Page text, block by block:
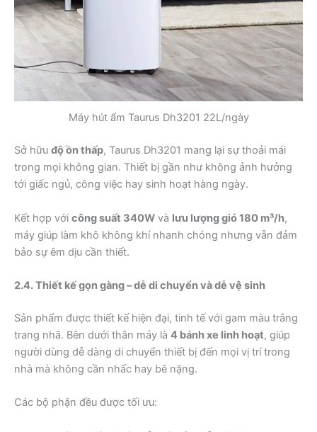
Máy hút ẩm Taurus Dh3201 22L/ngày
Sở hữu độ ồn thấp, Taurus Dh3201 mang lại sự thoải mái
trong mọi không gian. Thiết bị gần như không ảnh hưởng
tới giấc ngủ, công việc hay sinh hoạt hàng ngày.
Kết hợp với công suất 340W và lưu lượng gió 180 m³/h,
máy giúp làm khô không khí nhanh chóng nhưng vẫn đảm
bảo sự êm dịu cần thiết.
2.4. Thiết kế gọn gàng – dễ di chuyển và dễ vệ sinh
Sản phẩm được thiết kế hiện đại, tinh tế với gam màu trắng
trang nhã. Bên dưới thân máy là 4 bánh xe linh hoạt, giúp
người dùng dễ dàng di chuyển thiết bị đến mọi vị trí trong
nhà mà không cần nhấc hay bê nặng.
Các bộ phận đều được tối ưu: